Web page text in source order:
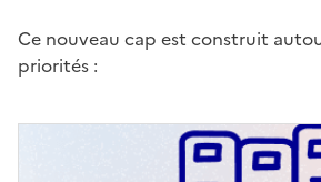
Ce nouveau cap est construit
priorités :